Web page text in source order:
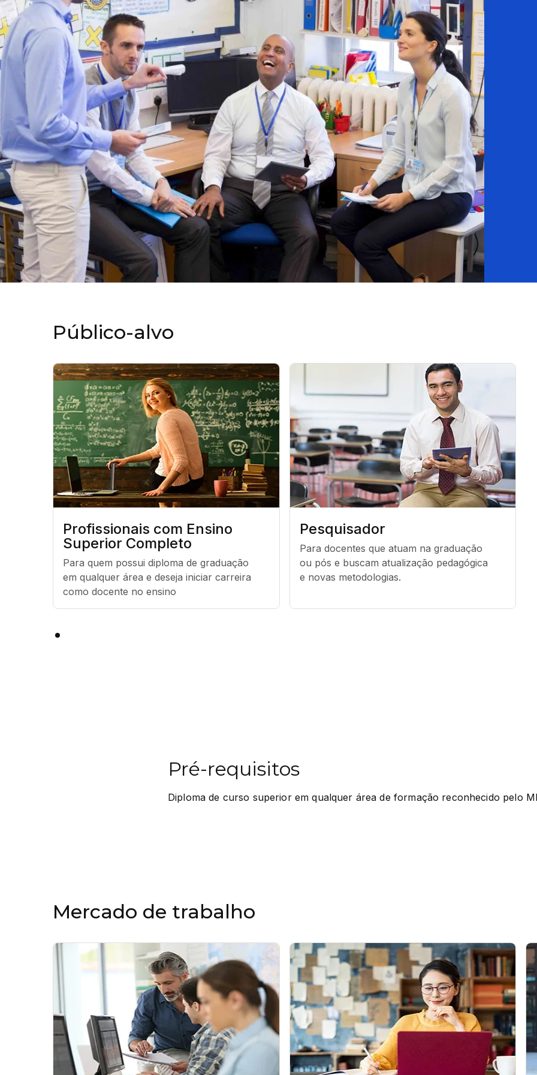
Público-alvo
Profissionais com Ensino
Superior Completo
Para quem possui diploma de graduação
em qualquer área e deseja iniciar carreira
como docente no ensino
Pesquisador
Para docentes que atuam na graduação
ou pós e buscam atualização pedagógica
e novas metodologias.
Pré-requisitos
Diploma de curso superior em qualquer área de formação reconhecido pelo
Mercado de trabalho